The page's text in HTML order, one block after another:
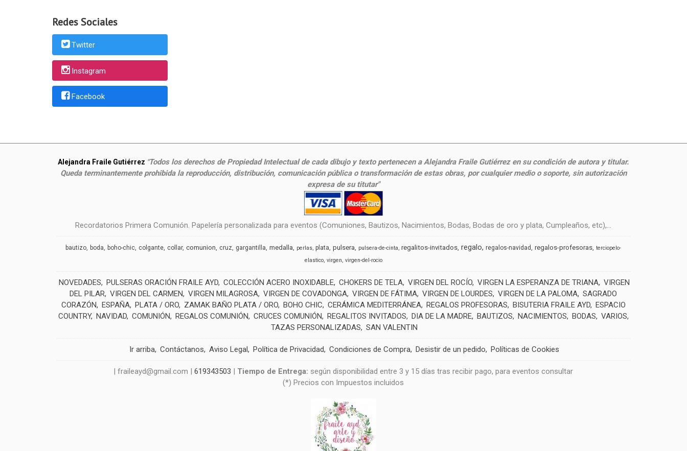
Redes Sociales
Twitter
Instagram
Facebook
Alejandra Fraile Gutiérrez "Todos los derechos de Propiedad Intelectual de cada dibujo y texto pertenecen a Alejandra Fraile Gutiérrez en su condición de autora y titular.
Queda terminantemente prohibida la reproducción, distribución, comunicación pública o transformación de estas obras, por cualquier medio o soporte, sin autorización
expresa de su titutar"
Recordatorios Primera Comunión. Papelería personalizada para eventos (Comuniones, Bautizos, Nacimientos, Bodas, Bodas de oro y plata, Cumpleaños, etc),...
bautizo boda boho-chic colgante collar comunion cruz gargantilla medalla perlas plata pulsera pulsera-de-cinta regalitos-invitados regalo regalos-navidad regalos-profesoras terciopelo-
elastico virgen virgen-del-rocio
NOVEDADES PULSERAS ORACIÓN FRAILE AYD COLECCIÓN ACERO INOXIDABLE CHOKERS DE TELA VIRGEN DEL ROCÍO VIRGEN LA ESPERANZA DE TRIANA VIRGEN
DEL PILAR VIRGEN DEL CARMEN VIRGEN MILAGROSA VIRGEN DE COVADONGA VIRGEN DE FÁTIMA VIRGEN DE LOURDES VIRGEN DE LA PALOMA SAGRADO
CORAZÓN
ESPAÑA PLATA / ORO ZAMAK BAÑO PLATA / ORO BOHO CHIC CERÁMICA MEDITERRÁNEA REGALOS PROFESORAS BISUTERIA FRAILE AYD ESPACIO
COUNTRY NAVIDAD COMUNIÓN REGALOS COMUNIÓN CRUCES COMUNIÓN REGALITOS INVITADOS DIA DE LA MADRE BAUTIZOS NACIMIENTOS BODAS
VARIOS
TAZAS PERSONALIZADAS
SAN VALENTIN
Ir arriba Contáctanos Aviso Legal Política de Privacidad Condiciones de Compra Desistir de un pedido Políticas de Cookies
| fraileayd@gmail.com |619343503 | Tiempo de Entrega: según disponibilidad entre 3 y 15 días tras recibir pago, para eventos consultar
(*) Precios con Impuestos incluidos